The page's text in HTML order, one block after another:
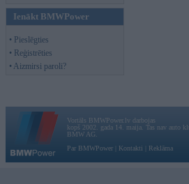
Ienākt BMWPower
• Pieslēgties
• Reģistrēties
• Aizmirsi paroli?
Vortāls BMWPower.lv darbojas
kopš 2002. gada 14. maija. Tas nav auto
BMW AG.
Par BMWPower
Kontakti Reklāma